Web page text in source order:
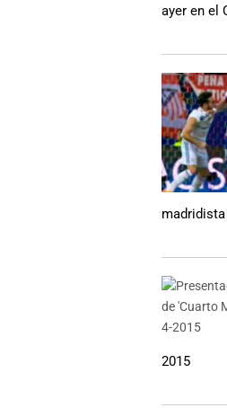
ayer en el
madridista
2015